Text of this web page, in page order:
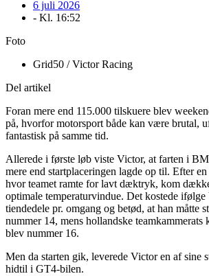
6 juli 2026
- Kl. 16:52
Foto
Grid50 / Victor Racing
Del artikel
Foran mere end 115.000 tilskuere blev
på, hvorfor motorsport både kan være brutal,
fantastisk på samme tid.
Allerede i første løb viste Victor, at farten i
mere end startplaceringen lagde op til. Efter
hvor teamet ramte for lavt dæktryk, kom
optimale temperaturvindue. Det kostede
tiendedele pr. omgang og betød, at han måtte
nummer 14, mens hollandske
blev nummer 16.
Men da starten gik, leverede Victor en af sine
hidtil i GT4-bilen.